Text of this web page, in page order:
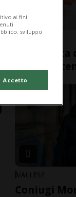
SVIZZERA
La
Svizzera
VALLESE
Coniugi
ai fini
sviluppo
Accetto